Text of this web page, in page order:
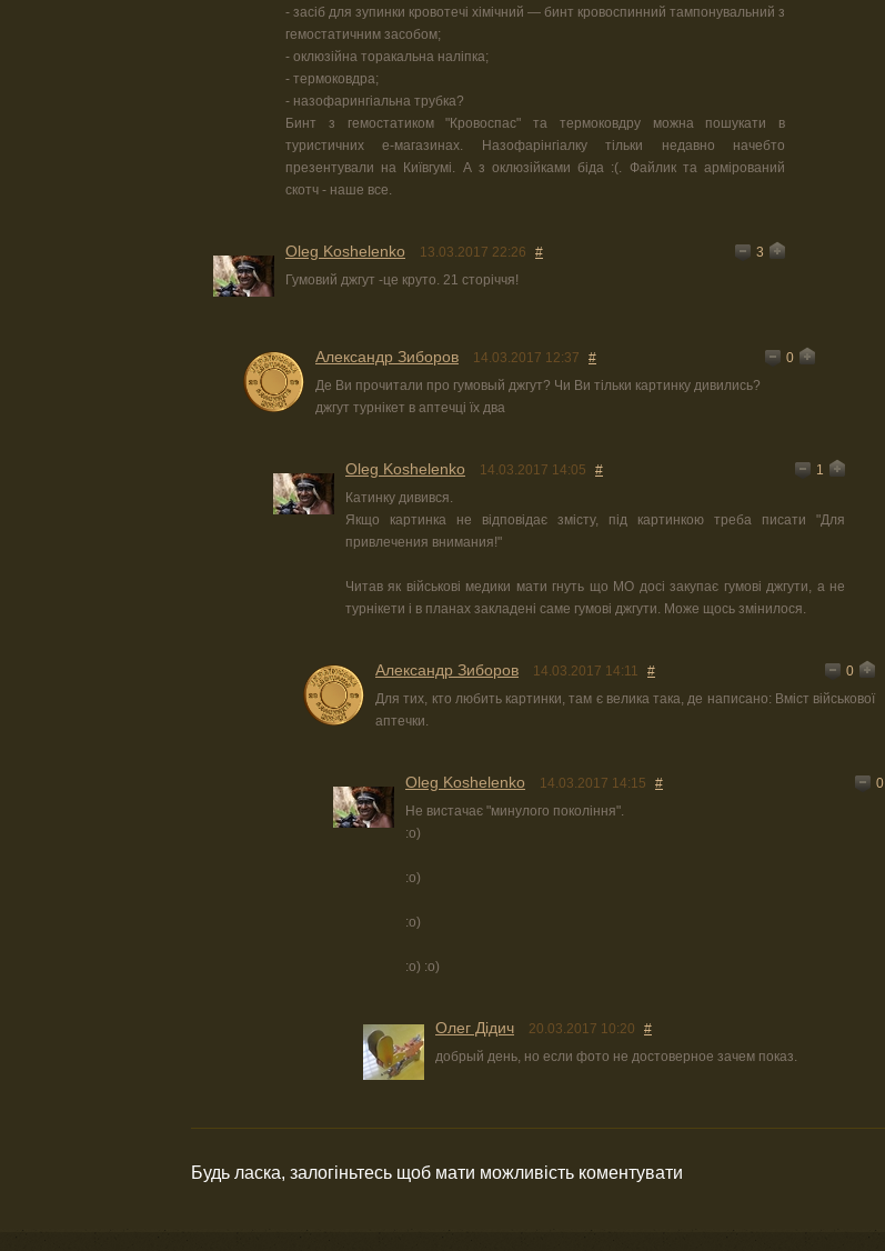
- засіб для зупинки кровотечі хімічний — бинт кровоспинний тампонувальний з
гемостатичним засобом;
- оклюзійна торакальна наліпка;
- термоковдра;
- назофарингіальна трубка?
Бинт з гемостатиком "Кровоспас" та термоковдру можна пошукати в
туристичних е-магазинах. Назофарінгіалку тільки недавно начебто
презентували на Київгумі. А з оклюзійками біда :(. Файлик та армірований
скотч - наше все.
Oleg Koshelenko 13.03.2017 22:26 #
3
Гумовий джгут -це круто. 21 сторіччя!
Александр Зиборов 14.03.2017 12:37 #
0
Де Ви прочитали про гумовый джгут? Чи Ви тільки картинку дивились?
джгут турнікет в аптечці їх два
Oleg Koshelenko 14.03.2017 14:05 #
1
Катинку дивився.
Якщо картинка не відповідає змісту, під картинкою треба писати "Для
привлечения внимания!"
Читав як військові медики мати гнуть що МО досі закупає гумові джгути, а не
турнікети і в планах закладені саме гумові джгути. Може щось змінилося.
Александр Зиборов 14.03.2017 14:11 #
0
Для тих, кто любить картинки, там є велика така, де написано: Вміст військової
аптечки.
Oleg Koshelenko 14.03.2017 14:15 #
0
Не вистачає "минулого покоління".
:о)
:о)
:о)
:о) :о)
Олег Дідич 20.03.2017 10:20 #
добрый день, но если фото не достоверное зачем показ.
Будь ласка, залогіньтесь щоб мати можливість коментувати